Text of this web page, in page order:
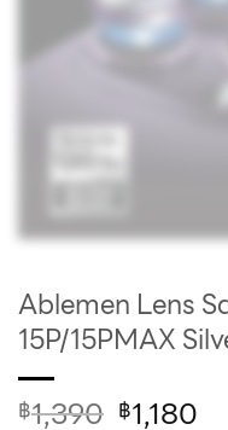
Ablemen Lens
15P/15PMAX
฿1,390 ฿1,180